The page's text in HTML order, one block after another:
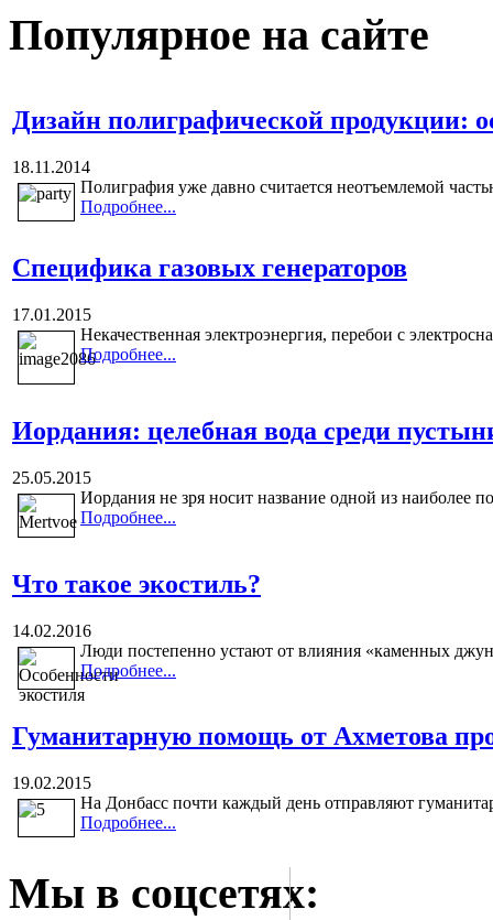
Популярное на сайте
Дизайн полиграфической продукции:
18.11.2014
Полиграфия уже давно считается неотъемлемой
Подробнее...
Специфика газовых генераторов
17.01.2015
Некачественная электроэнергия, перебои с
Подробнее...
Иордания: целебная вода среди
25.05.2015
Иордания не зря носит название одной из
Подробнее...
Что такое экостиль?
14.02.2016
Люди постепенно устают от влияния «каменных
Подробнее...
Гуманитарную помощь от Ахметова
19.02.2015
На Донбасс почти каждый день отправляют
Подробнее...
Мы в соцсетях: